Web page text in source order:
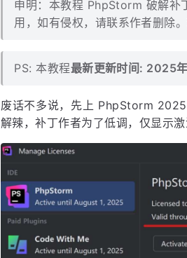
申明：本教程 PhpStorm 破解补
用，如有侵权，请联系作者删除
PS: 本教程最新更新时间: 2025
废话不多说，先上 PhpStorm
解辣，补丁作者为了低调，仅显示